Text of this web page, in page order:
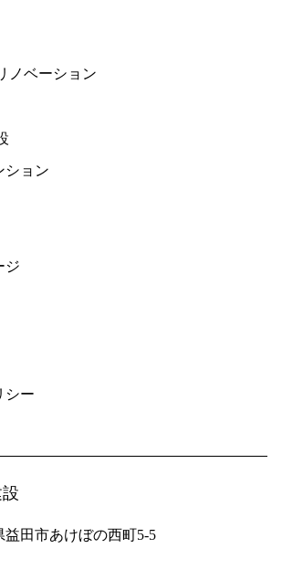
ノベーション
ション
ジ
シー
益田市あけぼの西町5-5